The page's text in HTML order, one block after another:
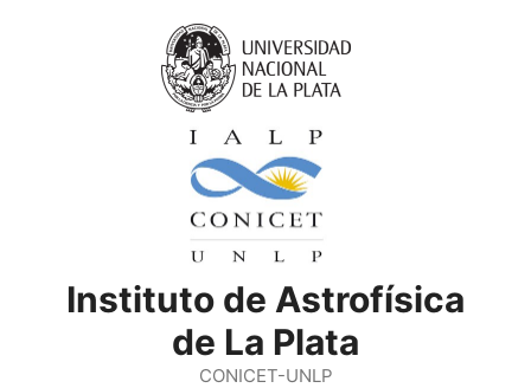
Instituto de Astrofísica
de La Plata
CONICET-UNLP